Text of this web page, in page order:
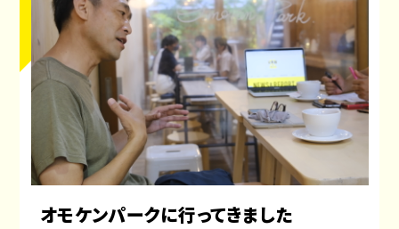
オモケンパークに行ってきました